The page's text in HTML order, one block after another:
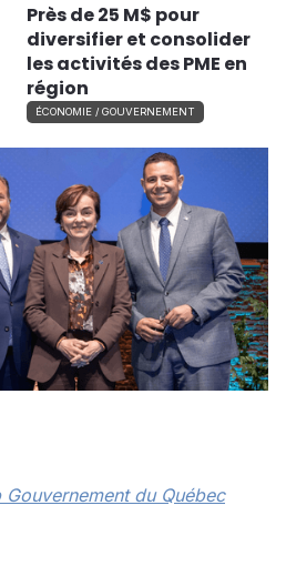
Près de 25 M$ pour
diversifier et consolider
les activités des PME en
région
ÉCONOMIE / GOUVERNEMENT
Gouvernement du Québec